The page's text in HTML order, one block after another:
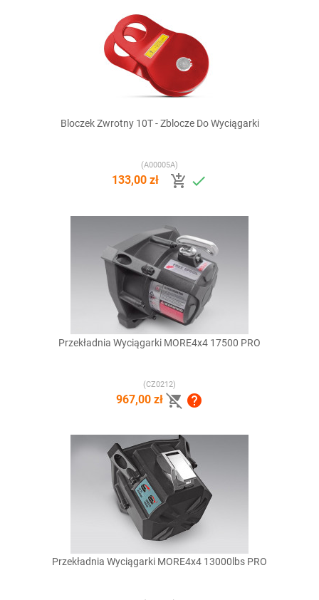
Bloczek Zwrotny 10T - Zblocze Do Wyciągarki
(A00005A)
133,00 zł  
Przekładnia Wyciągarki MORE4x4 17500 PRO
(CZ0212)
967,00 zł  
Przekładnia Wyciągarki MORE4x4 13000lbs PRO